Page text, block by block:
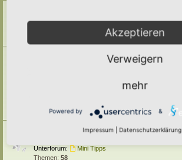
Themen der Ertragszone finden hier einen Platz.
Kompostieren/ Mulchen/ Dauerhumus,
Themen:247
Selber machen
Unterforum:
Mini Tipps
Themen: 58
Akzeptieren
Verweigern
mehr
Powered by &
Impressum Datenschutzerklärung